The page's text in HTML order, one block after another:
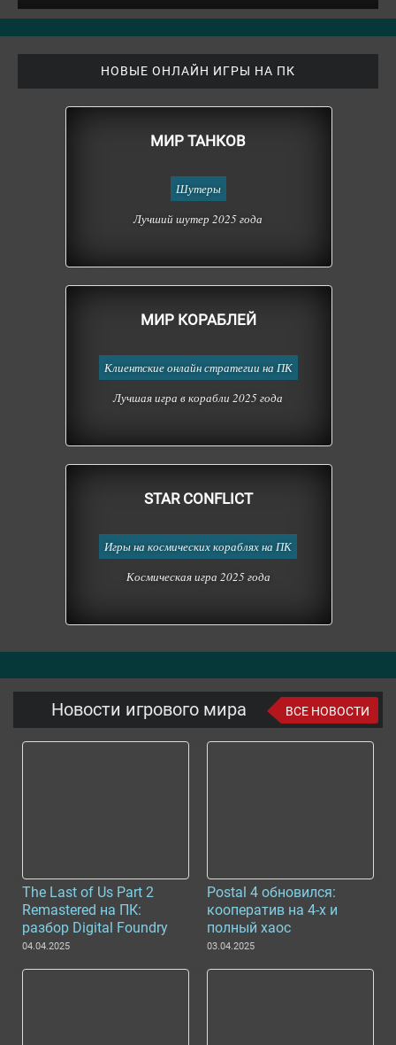
НОВЫЕ ОНЛАЙН ИГРЫ НА ПК
МИР ТАНКОВ
Шутеры
Лучший шутер 2025 года
МИР КОРАБЛЕЙ
Клиентские онлайн стратегии на ПК
Лучшая игра в корабли 2025 года
STAR CONFLICT
Игры на космических кораблях на ПК
Космическая игра 2025 года
Новости игрового мира ВСЕ НОВОСТИ
The Last of Us Part 2
Remastered на ПК:
разбор Digital Foundry
04.04.2025
Postal 4 обновился:
кооператив на 4-х и
полный хаос
03.04.2025